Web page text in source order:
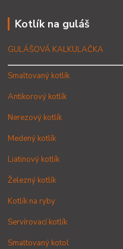
Kotlík na guláš
GULÁŠOVÁ KALKULAČKA
Smaltovaný kotlík
Antikorový kotlík
Nerezový kotlík
Medený kotlík
Liatinový kotlík
Železný kotlík
Kotlík na ryby
Servírovací kotlík
Smaltovaný kotol